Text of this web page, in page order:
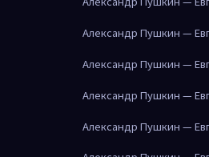
Александр Пушкин —
Александр Пушкин —
Александр Пушкин —
Александр Пушкин —